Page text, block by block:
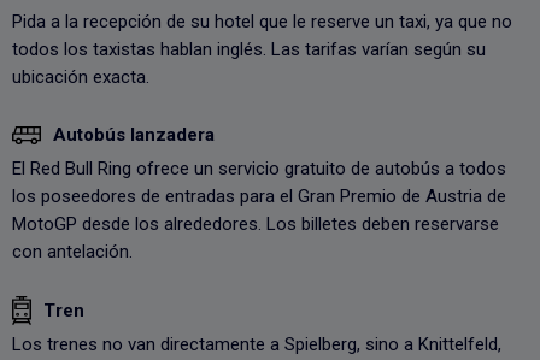
Pida a la recepción de su hotel que le reserve un taxi, ya que no
todos los taxistas hablan inglés. Las tarifas varían según su
ubicación exacta.
Autobús lanzadera
El Red Bull Ring ofrece un servicio gratuito de autobús a todos
los poseedores de entradas para el Gran Premio de Austria de
MotoGP desde los alrededores. Los billetes deben reservarse
con antelación.
Tren
Los trenes no van directamente a Spielberg, sino a Knittelfeld,